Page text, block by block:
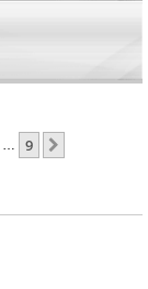
… 9